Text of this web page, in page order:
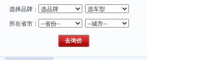
选择品牌：
所在省市：